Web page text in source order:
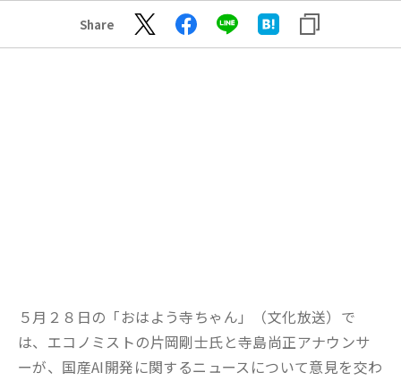
Share
５月２８日の「おはよう寺ちゃん」（文化放送）で
は、エコノミストの片岡剛士氏と寺島尚正アナウンサ
ーが、国産AI開発に関するニュースについて意見を交わ